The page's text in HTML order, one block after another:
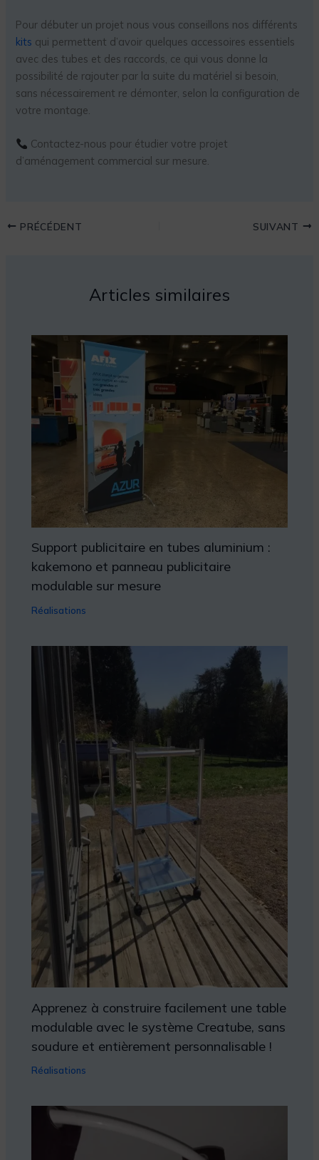
Pour débuter un projet nous vous conseillons nos différents
kits qui permettent d’avoir quelques accessoires essentiels
avec des tubes et des raccords, ce qui vous donne la
possibilité de rajouter par la suite du matériel si besoin,
sans nécessairement re démonter, selon la configuration de
votre montage.
Contactez-nous pour étudier votre projet
d’aménagement commercial sur mesure.
PRÉCÉDENT SUIVANT
Articles similaires
Support publicitaire en tubes aluminium :
kakemono et panneau publicitaire
modulable sur mesure
Réalisations
Apprenez à construire facilement une table
modulable avec le système Creatube, sans
soudure et entièrement personnalisable !
Réalisations